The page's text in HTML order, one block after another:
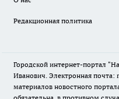
Редакционная политика
Городской интернет-портал
Иванович. Электронная почта:
материалов новостного